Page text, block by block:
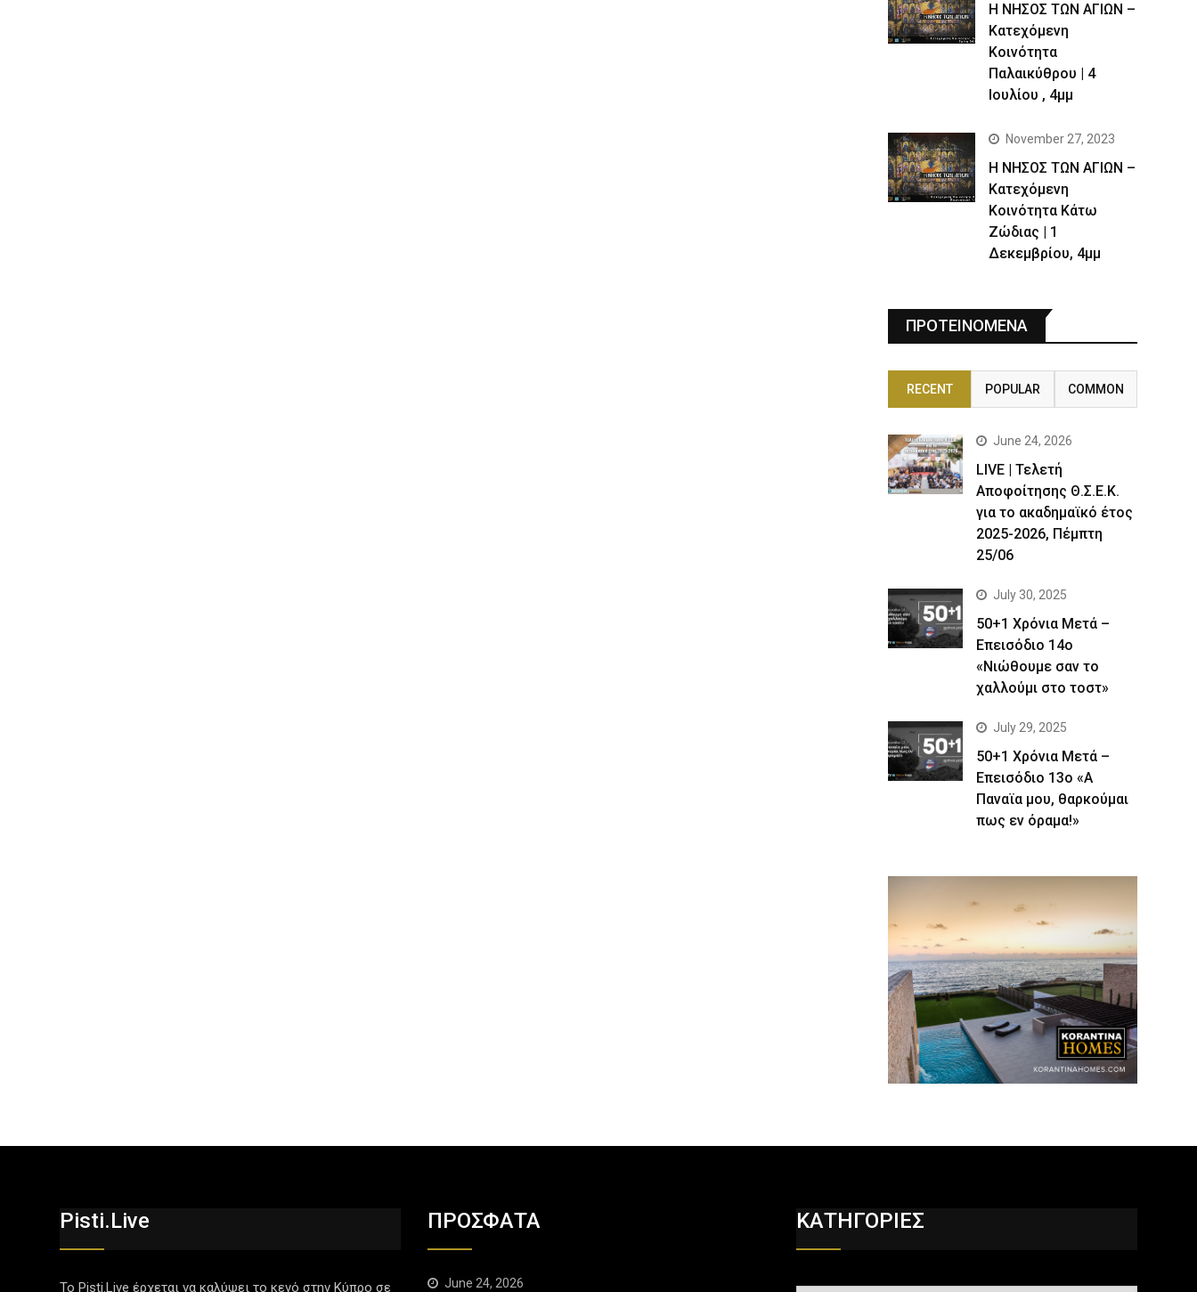
Η ΝΗΣΟΣ ΤΩΝ ΑΓΙΩΝ –
Kατεχόμενη
Κοινότητα
Παλαικύθρου | 4
Ιουλίου , 4μμ
November 27, 2023
Η ΝΗΣΟΣ ΤΩΝ ΑΓΙΩΝ –
Κατεχόμενη
Κοινότητα Κάτω
Ζώδιας | 1
Δεκεμβρίου, 4μμ
ΠΡΟΤΕΙΝΟΜΕΝΑ
RECENT POPULAR COMMON
June 24, 2026
LIVE | Τελετή
Αποφοίτησης Θ.Σ.Ε.Κ.
για το ακαδημαϊκό έτος
2025-2026, Πέμπτη
25/06
July 30, 2025
50+1 Χρόνια Μετά –
Επεισόδιο 14ο
«Νιώθουμε σαν το
χαλλούμι στο τοστ»
July 29, 2025
50+1 Χρόνια Μετά –
Επεισόδιο 13ο «Α
Παναϊα μου, θαρκούμαι
πως εν όραμα!»
Pisti.live
Το Pisti.Live έρχεται να καλύψει το κενό στην Κύπρο σε
ΠΡΟΣΦΑΤΑ
June 24, 2026
ΚΑΤΗΓΟΡΙΕΣ